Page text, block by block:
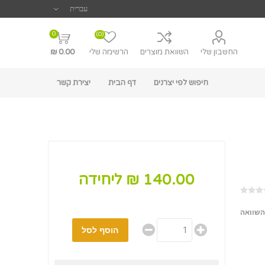
החשבון שלי השוואת מוצרים הרשימה שלי
(0)
0
0.00 ₪
חיפוש לפי יצרנים דף הבית יצירת קשר
140.00 ₪ ליחידה